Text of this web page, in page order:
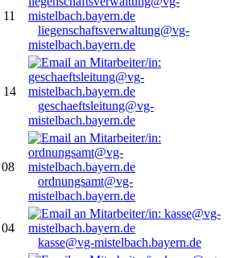
liegenschaftsverwaltung@vg-
mistelbach.bayern.de
14
geschaeftsleitung@vg-
mistelbach.bayern.de
ordnungsamt@vg-
mistelbach.bayern.de
kasse@vg-mistelbach.bayern.de